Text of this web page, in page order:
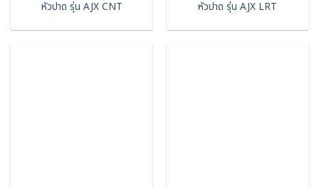
หัวปาด รุ่น AJX CNT หัวปาด รุ่น AJX LRT